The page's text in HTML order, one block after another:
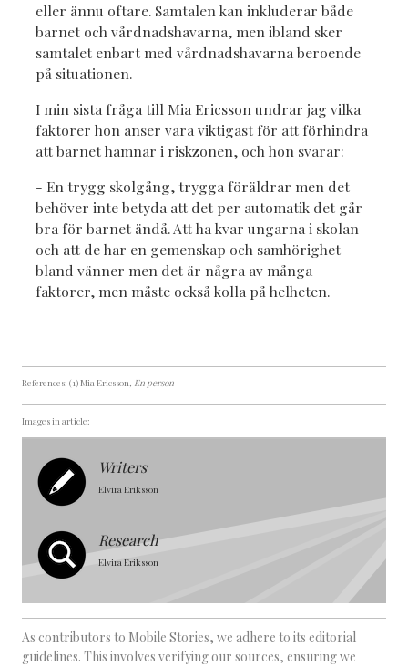
eller ännu oftare. Samtalen kan inkluderar både
barnet och vårdnadshavarna, men ibland sker
samtalet enbart med vårdnadshavarna beroende
på situationen.
I min sista fråga till Mia Ericsson undrar jag vilka
faktorer hon anser vara viktigast för att förhindra
att barnet hamnar i riskzonen, och hon svarar:
- En trygg skolgång, trygga föräldrar men det
behöver inte betyda att det per automatik det går
bra för barnet ändå. Att ha kvar ungarna i skolan
och att de har en gemenskap och samhörighet
bland vänner men det är några av många
faktorer, men måste också kolla på helheten.
References: (1) Mia Ericsson, En person
Images in article:
Writers
Elvira Eriksson
Research
Elvira Eriksson
As contributors to Mobile Stories, we adhere to its editorial
guidelines. This involves verifying our sources, ensuring we